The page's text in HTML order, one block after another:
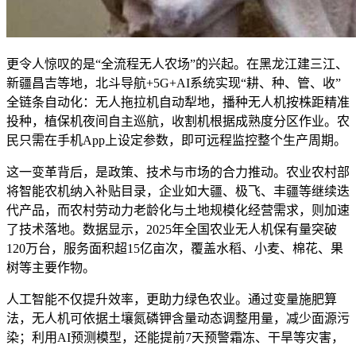
更令人惊叹的是“全流程无人农场”的兴起。在黑龙江建三江、
新疆昌吉等地，北斗导航+5G+AI系统实现“耕、种、管、收”
全链条自动化：无人拖拉机自动犁地，播种无人机按株距精准
投种，植保机夜间自主巡航，收割机根据成熟度分区作业。农
民只需在手机App上设定参数，即可远程监控整个生产周期。
这一变革背后，是政策、技术与市场的合力推动。农业农村部
将智能农机纳入补贴目录，企业如大疆、极飞、丰疆等继续迭
代产品，而农村劳动力老龄化与土地规模化经营需求，则加速
了技术落地。数据显示，2025年全国农业无人机保有量突破
120万台，服务面积超15亿亩次，覆盖水稻、小麦、棉花、果
树等主要作物。
人工智能不仅提升效率，更助力绿色农业。通过变量施肥算
法，无人机可依据土壤氮磷钾含量动态调整用量，减少面源污
染；利用AI预测模型，还能提前7天预警霜冻、干旱等灾害，